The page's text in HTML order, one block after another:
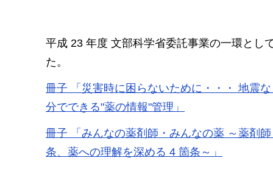
平成 23 年度 文部科学省委託事業の一環とし
た。
冊子 「災害時に困らないために・・・ 地震
分でできる"薬の情報"管理」
冊子 「みんなの薬剤師・みんなの薬 ～薬剤
条、薬への理解を深める 4 箇条～」